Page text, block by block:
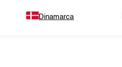
Dinamarca